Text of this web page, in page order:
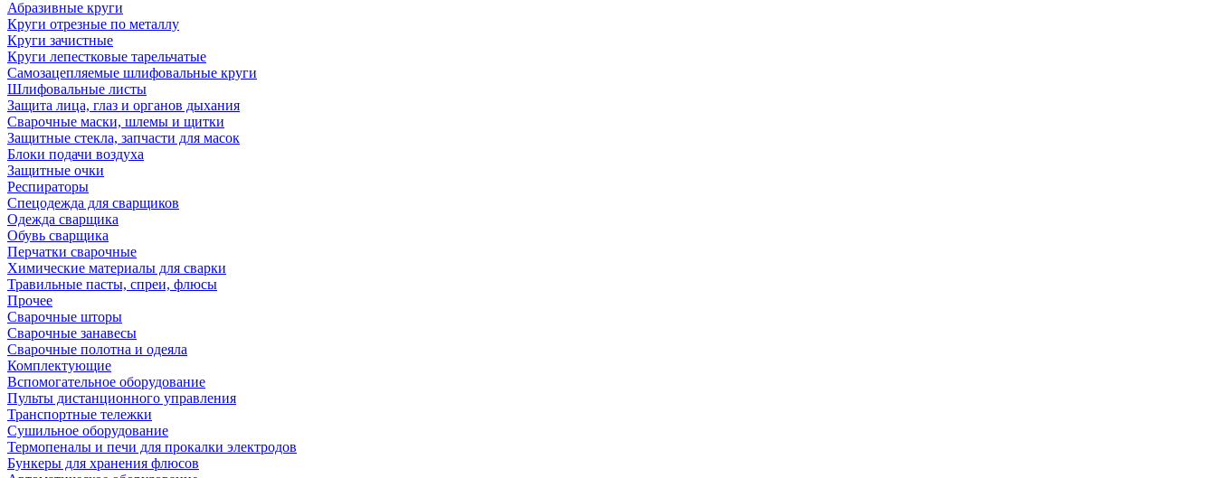
Абразивные круги
Круги отрезные по металлу
Круги зачистные
Круги лепестковые тарельчатые
Самозацепляемые шлифовальные круги
Шлифовальные листы
Защита лица, глаз и органов дыхания
Сварочные маски, шлемы и щитки
Защитные стекла, запчасти для масок
Блоки подачи воздуха
Защитные очки
Респираторы
Спецодежда для сварщиков
Одежда сварщика
Обувь сварщика
Перчатки сварочные
Химические материалы для сварки
Травильные пасты, спреи, флюсы
Прочее
Сварочные шторы
Сварочные занавесы
Сварочные полотна и одеяла
Комплектующие
Вспомогательное оборудование
Пульты дистанционного управления
Транспортные тележки
Сушильное оборудование
Термопеналы и печи для прокалки электродов
Бункеры для хранения флюсов